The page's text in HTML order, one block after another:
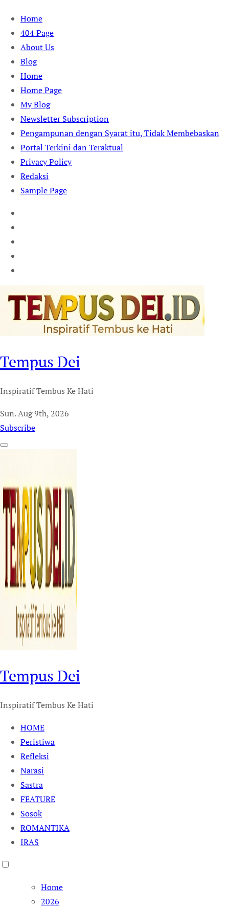
Skip
content
Home
404 Page
About Us
Blog
Home
Home Page
My Blog
Newsletter Subscription
Pengampunan dengan Syarat itu, Tidak Membebaskan
Portal Terkini dan Teraktual
Privacy Policy
Redaksi
Sample Page
Tempus Dei
Inspiratif Tembus Ke Hati
Sun. Aug 9th, 2026
Subscribe
Tempus Dei
Inspiratif Tembus Ke Hati
HOME
Peristiwa
Refleksi
Narasi
Sastra
FEATURE
Sosok
ROMANTIKA
IRAS
Home
2026